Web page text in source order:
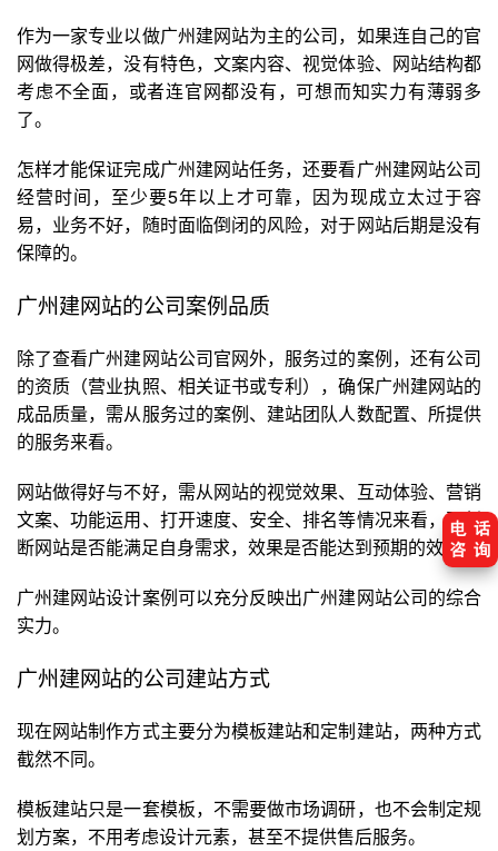
作为一家专业以做广州建网站为主的公司，如果连自己的官
网做得极差，没有特色，文案内容、视觉体验、网站结构都
考虑不全面，或者连官网都没有，可想而知实力有薄弱多
了。
怎样才能保证完成广州建网站任务，还要看广州建网站公司
经营时间，至少要5年以上才可靠，因为现成立太过于容
易，业务不好，随时面临倒闭的风险，对于网站后期是没有
保障的。
广州建网站的公司案例品质
除了查看广州建网站公司官网外，服务过的案例，还有公司
的资质（营业执照、相关证书或专利），确保广州建网站的
成品质量，需从服务过的案例、建站团队人数配置、所提供
的服务来看。
网站做得好与不好，需从网站的视觉效果、互动体验、营销
文案、功能运用、打开速度、安全、排名等情况来看，再判
断网站是否能满足自身需求，效果是否能达到预期的效果。
广州建网站设计案例可以充分反映出广州建网站公司的综合
实力。
广州建网站的公司建站方式
现在网站制作方式主要分为模板建站和定制建站，两种方式
截然不同。
模板建站只是一套模板，不需要做市场调研，也不会制定规
划方案，不用考虑设计元素，甚至不提供售后服务。